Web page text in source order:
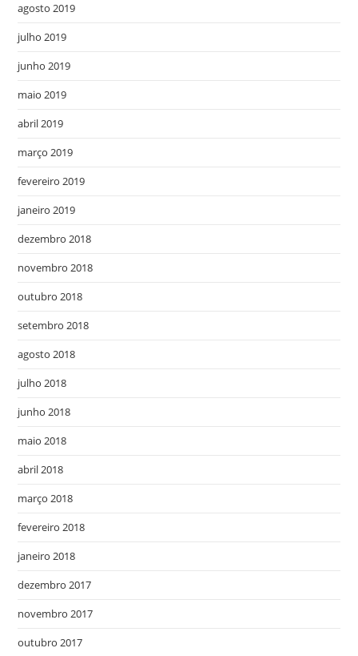
agosto 2019
julho 2019
junho 2019
maio 2019
abril 2019
março 2019
fevereiro 2019
janeiro 2019
dezembro 2018
novembro 2018
outubro 2018
setembro 2018
agosto 2018
julho 2018
junho 2018
maio 2018
abril 2018
março 2018
fevereiro 2018
janeiro 2018
dezembro 2017
novembro 2017
outubro 2017